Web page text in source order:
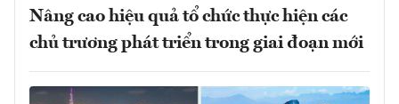
Nâng cao hiệu quả tổ chức thực hiện các
chủ trương phát triển trong giai đoạn mới